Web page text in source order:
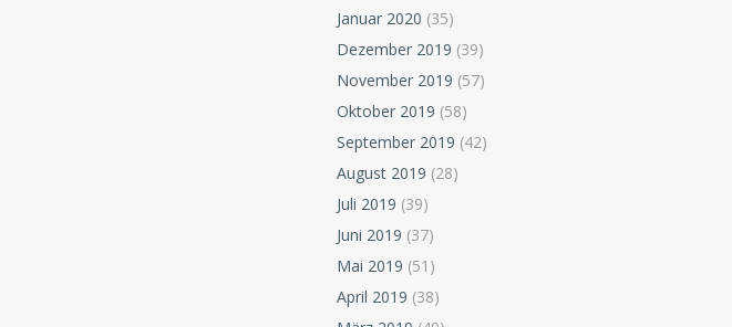
Januar 2020 (35)
Dezember 2019 (39)
November 2019 (57)
Oktober 2019 (58)
September 2019 (42)
August 2019 (28)
Juli 2019 (39)
Juni 2019 (37)
Mai 2019 (51)
April 2019 (38)